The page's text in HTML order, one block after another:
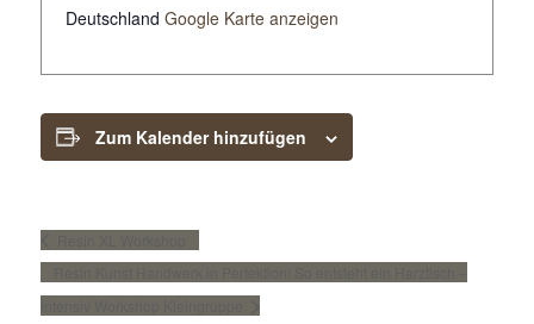
Deutschland Google Karte anzeigen
Zum Kalender hinzufügen